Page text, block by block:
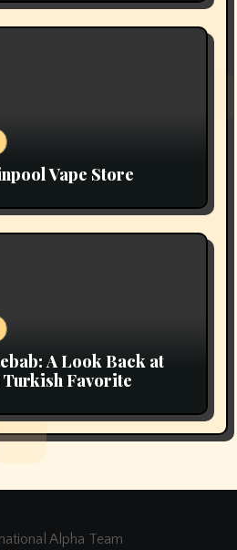
Vape Store
A Look Back at
Turkish Favorite
Alpha Team